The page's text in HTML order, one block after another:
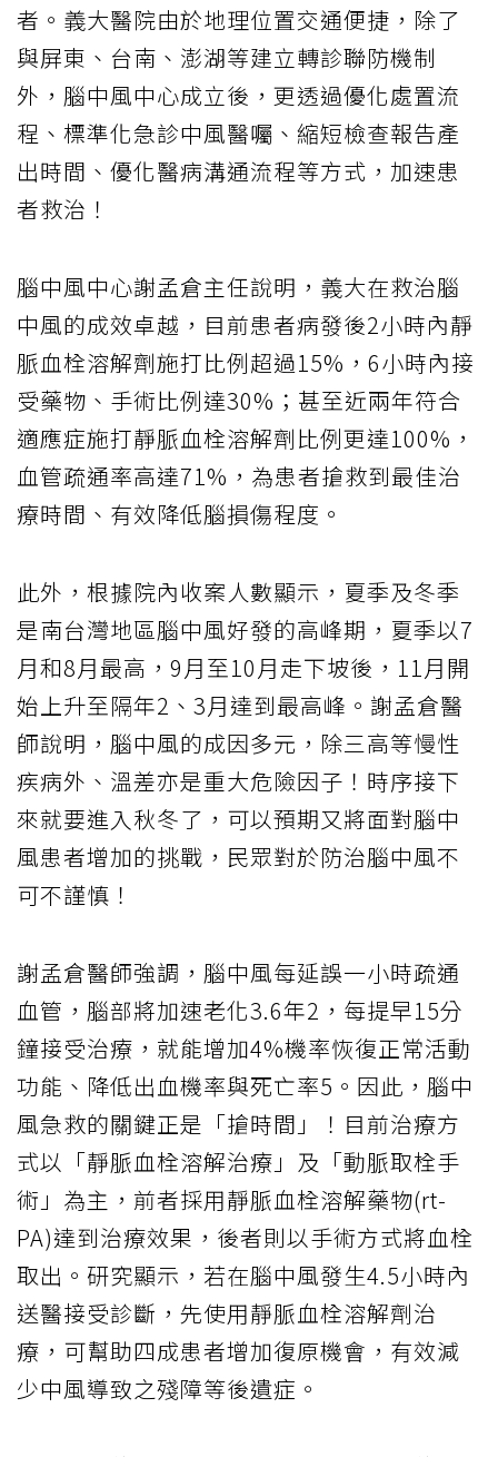
者。義大醫院由於地理位置交通便捷，除了
與屏東、台南、澎湖等建立轉診聯防機制
外，腦中風中心成立後，更透過優化處置流
程、標準化急診中風醫囑、縮短檢查報告產
出時間、優化醫病溝通流程等方式，加速患
者救治！
腦中風中心謝孟倉主任說明，義大在救治腦
中風的成效卓越，目前患者病發後2小時內靜
脈血栓溶解劑施打比例超過15%，6小時內接
受藥物、手術比例達30%；甚至近兩年符合
適應症施打靜脈血栓溶解劑比例更達100%，
血管疏通率高達71%，為患者搶救到最佳治
療時間、有效降低腦損傷程度。
此外，根據院內收案人數顯示，夏季及冬季
是南台灣地區腦中風好發的高峰期，夏季以7
月和8月最高，9月至10月走下坡後，11月開
始上升至隔年2、3月達到最高峰。謝孟倉醫
師說明，腦中風的成因多元，除三高等慢性
疾病外、溫差亦是重大危險因子！時序接下
來就要進入秋冬了，可以預期又將面對腦中
風患者增加的挑戰，民眾對於防治腦中風不
可不謹慎！
謝孟倉醫師強調，腦中風每延誤一小時疏通
血管，腦部將加速老化3.6年2，每提早15分
鐘接受治療，就能增加4%機率恢復正常活動
功能、降低出血機率與死亡率5。因此，腦中
風急救的關鍵正是「搶時間」！目前治療方
式以「靜脈血栓溶解治療」及「動脈取栓手
術」為主，前者採用靜脈血栓溶解藥物(rt-
PA)達到治療效果，後者則以手術方式將血栓
取出。研究顯示，若在腦中風發生4.5小時內
送醫接受診斷，先使用靜脈血栓溶解劑治
療，可幫助四成患者增加復原機會，有效減
少中風導致之殘障等後遺症。